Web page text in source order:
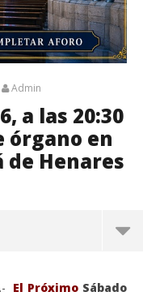
Admin
a las 20:30
órgano en
de Henares
El Próximo Sábado